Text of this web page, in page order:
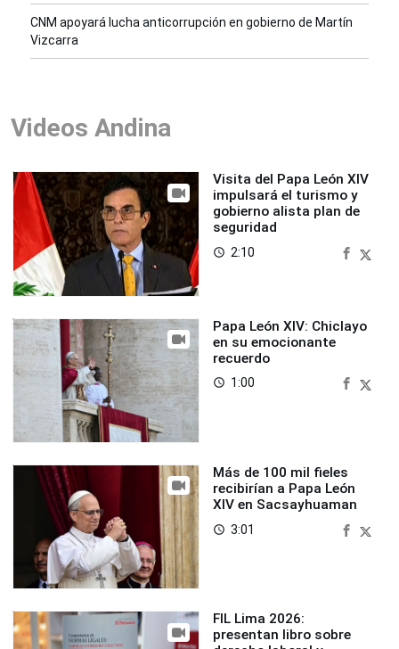
CNM apoyará lucha anticorrupción en gobierno de Martín
Vizcarra
Videos Andina
Visita del Papa León XIV
impulsará el turismo y
gobierno alista plan de
seguridad
access_time 2:10
Papa León XIV: Chiclayo
en su emocionante
recuerdo
access_time 1:00
Más de 100 mil fieles
recibirían a Papa León
XIV en Sacsayhuaman
access_time 3:01
FIL Lima 2026:
presentan libro sobre